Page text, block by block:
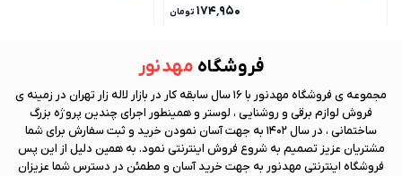
۱۷۴٬۹۵۰ تومان
فروشگاه مهد نور
مجموعه ی فروشگاه مهد نور
با 16 سال سابقه کار در بازار لاله زار تهران در زمینه ی
فروش لوازم برقی و روشنایی ، لوستر و همینطور اجرای چندین پروژه بزرگ
ساختمانی ، در سال 1402 به جهت آسان نمودن خرید و ثبت سفارش برای شما
مشتریان عزیز تصمیم به شروع فروش اینترنتی نمود. به همین دلیل از این پس
فروشگاه اینترنتی مهد نور به جهت خرید آسان و مطمئن در دسترس شما عزیزان